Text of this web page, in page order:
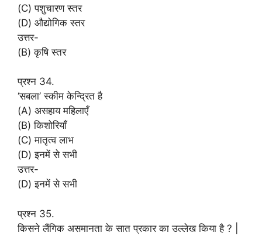
(C) पशुचारण स्तर
(D) औद्योगिक स्तर
उत्तर-
(B) कृषि स्तर
प्रश्न 34.
‘सबला’ स्कीम केन्द्रित है
(A) असहाय महिलाएँ
(B) किशोरियाँ
(C) मातृत्व लाभ
(D) इनमें से सभी
उत्तर-
(D) इनमें से सभी
प्रश्न 35.
किसने लैंगिक असमानता के सात प्रकार का उल्लेख किया है ? |